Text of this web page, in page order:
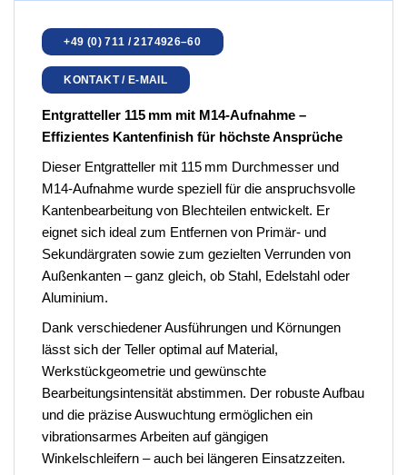
+49 (0) 711 / 2174926–60
KONTAKT / E-MAIL
Entgratteller 115 mm mit M14-Aufnahme –
Effizientes Kantenfinish für höchste Ansprüche
Dieser Entgratteller mit 115 mm Durchmesser und
M14-Aufnahme wurde speziell für die anspruchsvolle
Kantenbearbeitung von Blechteilen entwickelt. Er
eignet sich ideal zum Entfernen von Primär- und
Sekundärgraten sowie zum gezielten Verrunden von
Außenkanten – ganz gleich, ob Stahl, Edelstahl oder
Aluminium.
Dank verschiedener Ausführungen und Körnungen
lässt sich der Teller optimal auf Material,
Werkstückgeometrie und gewünschte
Bearbeitungsintensität abstimmen. Der robuste Aufbau
und die präzise Auswuchtung ermöglichen ein
vibrationsarmes Arbeiten auf gängigen
Winkelschleifern – auch bei längeren Einsatzzeiten.